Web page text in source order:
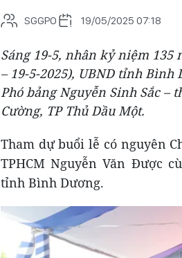
SGGPO 19/05/2025 07:18
Sáng 19-5, nhân kỷ niệm 135
– 19-5-2025), UBND tỉnh
Phó bảng Nguyễn Sinh Sắc –
Cường, TP Thủ Dầu Một.
Tham dự buổi lễ có nguyên
TPHCM Nguyễn Văn Được
tỉnh Bình Dương.